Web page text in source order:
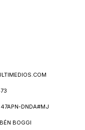
DNDA#MJ
BOGGI